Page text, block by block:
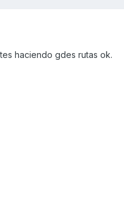
haciendo gdes rutas ok.